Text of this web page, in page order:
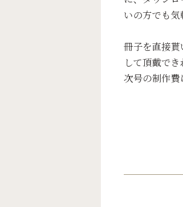
いの方でも気
冊子を直接
して頂戴でき
次号の制作費